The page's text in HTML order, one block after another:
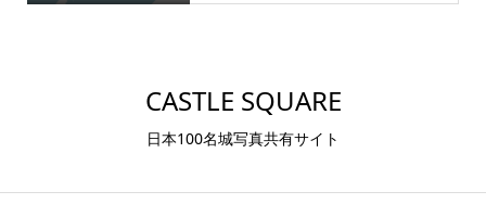
CASTLE SQUARE
日本100名城写真共有サイト